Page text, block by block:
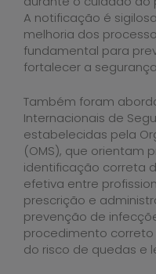
A notificação é
melhoria dos
fundamental para
fortalecer a
Também foram
Internacionais de
estabelecidas pela
(OMS), que orientam
identificação correta
efetiva entre
prescrição e
prevenção de
procedimento
do risco de quedas e